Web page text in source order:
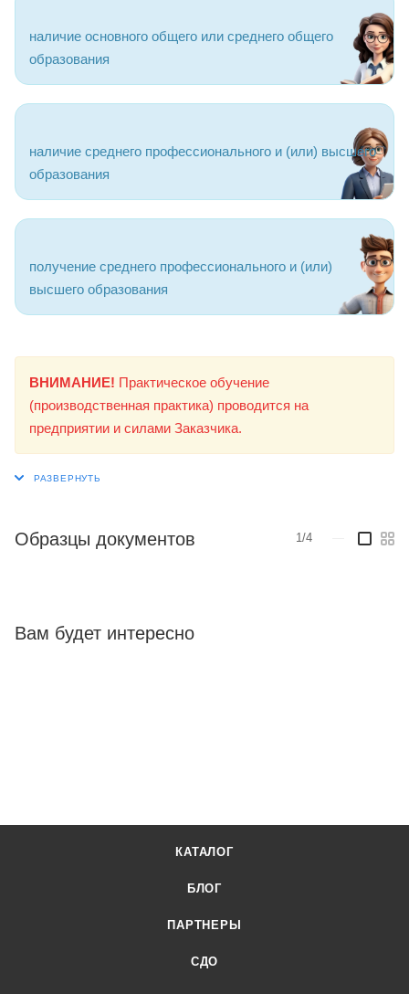
наличие основного общего или среднего общего
образования
наличие среднего профессионального и (или) высшего
образования
получение среднего профессионального и (или)
высшего образования
ВНИМАНИЕ! Практическое обучение
(производственная практика) проводится на
предприятии и силами Заказчика.
Образцы документов 1/4
Вам будет интересно
КАТАЛОГ
БЛОГ
ПАРТНЕРЫ
СДО